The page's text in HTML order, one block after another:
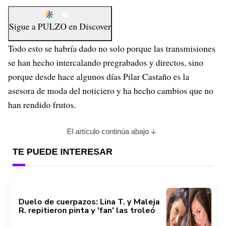
Sigue aPULZO enDiscover
Todo esto se habría dado no solo porque las transmisiones
se han hecho intercalando pregrabados y directos, sino
porque desde hace algunos días Pilar Castaño es la
asesora de moda del noticiero y ha hecho cambios que no
han rendido frutos.
El artículo continúa abajo
TE PUEDE INTERESAR
Duelo de cuerpazos: Lina T. y Maleja
R. repitieron pinta y 'fan' las troleó